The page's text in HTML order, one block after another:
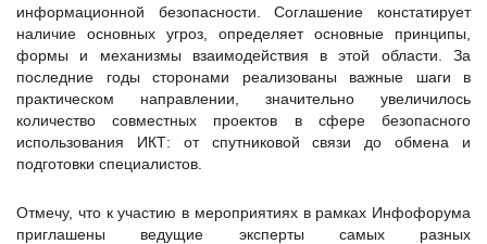
информационной безопасности. Соглашение констатирует
наличие основных угроз, определяет основные принципы,
формы и механизмы взаимодействия в этой области. За
последние годы сторонами реализованы важные шаги в
практическом направлении, значительно увеличилось
количество совместных проектов в сфере безопасного
использования ИКТ: от спутниковой связи до обмена и
подготовки специалистов.
Отмечу, что к участию в мероприятиях в рамках Инфофорума
приглашены ведущие эксперты самых разных